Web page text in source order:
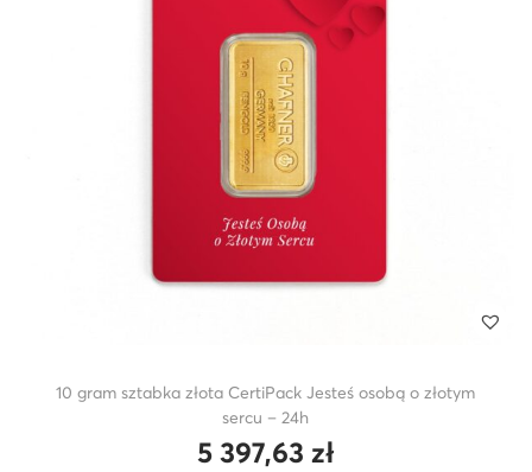
10 gram sztabka złota CertiPack Jesteś osobą o złotym
sercu – 24h
5 397,63 zł